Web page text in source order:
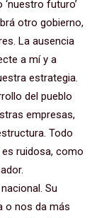
futuro’
otro gobierno,
La ausencia
a mí y a
estrategia.
del pueblo
empresas,
Todo
ruidosa, como
Su
o nos da más